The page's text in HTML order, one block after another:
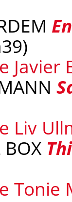
Javier
Liv
Tonie